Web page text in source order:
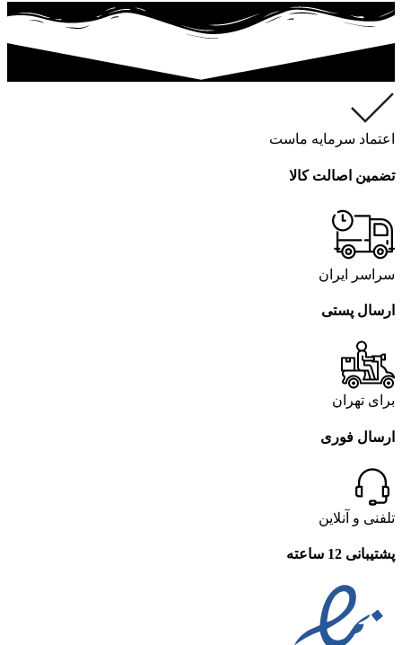
اعتماد سرمایه ماست
تضمین اصالت کالا
سراسر ایران
ارسال پستی
برای تهران
ارسال فوری
تلفنی و آنلاین
پشتیبانی 12 ساعته